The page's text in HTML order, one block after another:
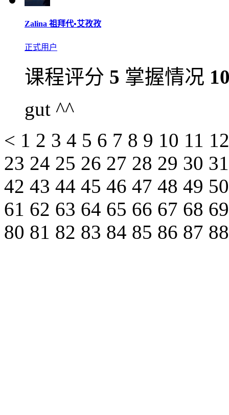
Zalina 祖拜代•艾孜孜
正式用户
课程评分 5 掌握情况
gut ^^
< 1 2 3 4 5 6 7 8 9 10 11
23 24 25 26 27 28 29 30
42 43 44 45 46 47 48 49
61 62 63 64 65 66 67 68
80 81 82 83 84 85 86 87